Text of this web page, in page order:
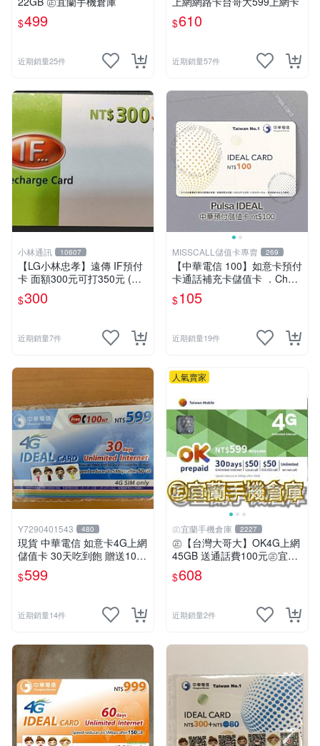
$499
近期銷量25件
$610
近期銷量57件
小林通訊 10607
【LG小林忠孝】遠傳 IF預付
卡 面額300元可打350元 (儲
值卡/補充卡)
$300
近期銷量7件
MISSCALL儲值卡專賣 269
【中華電信 100】如意卡預付
卡通話補充卡儲值卡 ．Chun
ghwa IDEAL 100．門號延展
⚡MissCall儲值卡專賣
$105
近期銷量19件
Y7290401543 480
現貨 中華電信 如意卡4G上網
儲值卡 30天吃到飽 贈送100
元通話費
$599
近期銷量14件
人氣賣家
㊣宜蘭手機倉庫 2227
㊣【台灣大哥大】OK4G上網
45GB 送通話費100元㊣宜蘭
手機倉庫
$608
近期銷量2件